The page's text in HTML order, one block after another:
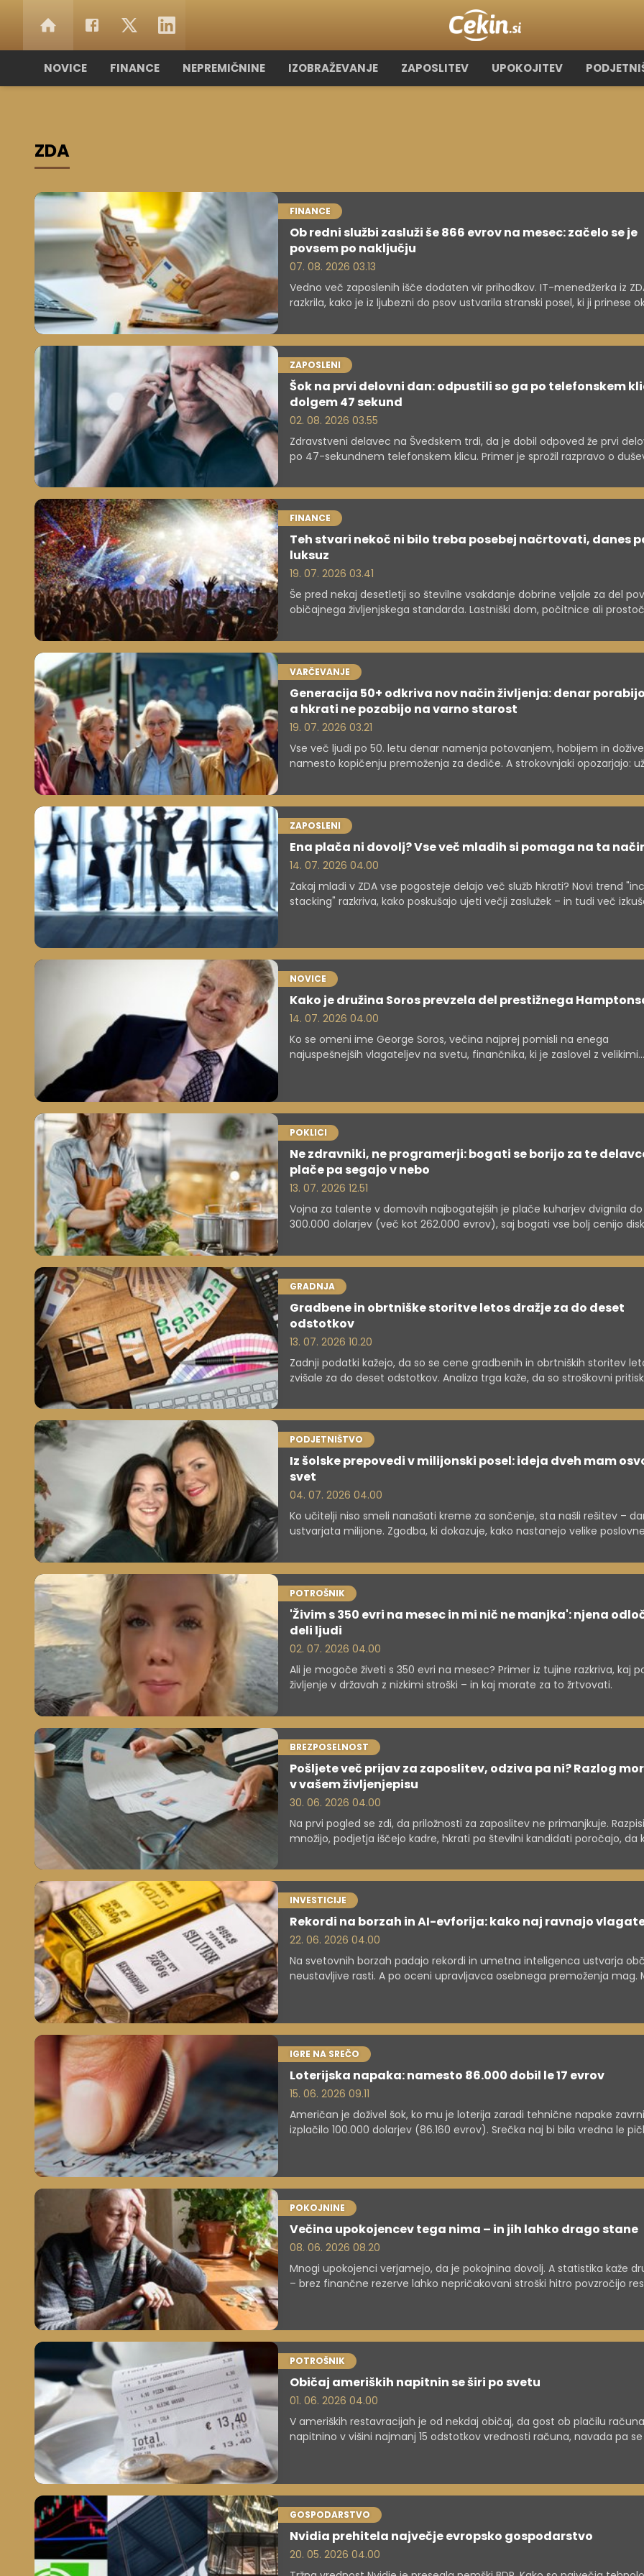
NOVICE FINANCE NEPREMIČNINE IZOBRAŽEVANJE ZAPOSLITEV UPOKOJITEV
ZDA
FINANCE
Ob redni službi zasluži še 866 evrov na mesec: začelo se je
povsem po naključju
07. 08. 2026 03.13
Vedno več zaposlenih išče dodaten vir prihodkov. IT-menedžerka iz
razkrila, kako je iz ljubezni do psov ustvarila stranski posel, ki ji prinese
ZAPOSLENI
Šok na prvi delovni dan: odpustili so ga po telefonskem
dolgem 47 sekund
02. 08. 2026 03.55
Zdravstveni delavec na Švedskem trdi, da je dobil odpoved že prvi
po 47-sekundnem telefonskem klicu. Primer je sprožil razpravo o
FINANCE
Teh stvari nekoč ni bilo treba posebej načrtovati, danes
luksuz
19. 07. 2026 03.41
Še pred nekaj desetletji so številne vsakdanje dobrine veljale za del
običajnega življenjskega standarda. Lastniški dom, počitnice ali
dohodkom. Danes je slika precej drugačna.
VARČEVANJE
Generacija 50+ odkriva nov način življenja: denar
a hkrati ne pozabijo na varno starost
19. 07. 2026 03.21
Vse več ljudi po 50. letu denar namenja potovanjem, hobijem in
namesto kopičenju premoženja za dediče. A strokovnjaki opozarjajo:
ZAPOSLENI
Ena plača ni dovolj? Vse več mladih si pomaga na ta
14. 07. 2026 04.00
Zakaj mladi v ZDA vse pogosteje delajo več služb hkrati? Novi trend
stacking" razkriva, kako poskušajo ujeti večji zaslužek – in tudi več
NOVICE
Kako je družina Soros prevzela del prestižnega
14. 07. 2026 04.00
Ko se omeni ime George Soros, večina najprej pomisli na enega
najuspešnejših vlagateljev na svetu, finančnika, ki je zaslovel z velikimi
pozornosti zaradi povsem drugačne zgodbe – agresivnega kupovanja
nepremičnin na enem najbolj prestižnih območij v ZDA.
POKLICI
Ne zdravniki, ne programerji: bogati se borijo za te
plače pa segajo v nebo
13. 07. 2026 12.51
Vojna za talente v domovih najbogatejših je plače kuharjev dvignila do
300.000 dolarjev (več kot 262.000 evrov), saj bogati vse bolj cenijo
GRADNJA
Gradbene in obrtniške storitve letos dražje za do deset
odstotkov
13. 07. 2026 10.20
Zadnji podatki kažejo, da so se cene gradbenih in obrtniških storitev
zvišale za do deset odstotkov. Analiza trga kaže, da so stroškovni
skokov.
PODJETNIŠTVO
Iz šolske prepovedi v milijonski posel: ideja dveh mam
svet
04. 07. 2026 04.00
Ko učitelji niso smeli nanašati kreme za sončenje, sta našli rešitev –
ustvarjata milijone. Zgodba, ki dokazuje, kako nastanejo velike
POTROŠNIK
'Živim s 350 evri na mesec in mi nič ne manjka': njena
deli ljudi
02. 07. 2026 04.00
Ali je mogoče živeti s 350 evri na mesec? Primer iz tujine razkriva, kaj
življenje v državah z nizkimi stroški – in kaj morate za to žrtvovati.
BREZPOSELNOST
Pošljete več prijav za zaposlitev, odziva pa ni? Razlog
v vašem življenjepisu
30. 06. 2026 04.00
Na prvi pogled se zdi, da priložnosti za zaposlitev ne primanjkuje.
množijo, podjetja iščejo kadre, hkrati pa številni kandidati poročajo, da
INVESTICIJE
Rekordi na borzah in AI-evforija: kako naj ravnajo
22. 06. 2026 04.00
Na svetovnih borzah padajo rekordi in umetna inteligenca ustvarja
neustavljive rasti. A po oceni upravljavca osebnega premoženja mag.
IGRE NA SREČO
Loterijska napaka: namesto 86.000 dobil le 17 evrov
15. 06. 2026 09.11
Američan je doživel šok, ko mu je loterija zaradi tehnične napake
izplačilo 100.000 dolarjev (86.160 evrov). Srečka naj bi bila vredna le
POKOJNINE
Večina upokojencev tega nima – in jih lahko drago stane
08. 06. 2026 08.20
Mnogi upokojenci verjamejo, da je pokojnina dovolj. A statistika kaže
– brez finančne rezerve lahko nepričakovani stroški hitro povzročijo
POTROŠNIK
Običaj ameriških napitnin se širi po svetu
01. 06. 2026 04.00
V ameriških restavracijah je od nekdaj običaj, da gost ob plačilu
napitnino v višini najmanj 15 odstotkov vrednosti računa, navada pa se
postalo moteče celo za Američane.
GOSPODARSTVO
Nvidia prehitela največje evropsko gospodarstvo
20. 05. 2026 04.00